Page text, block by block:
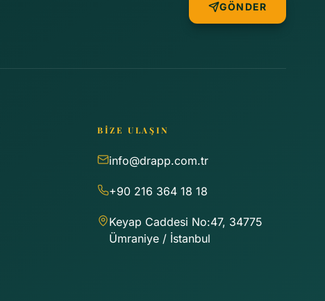
GÖNDER
BİZE ULAŞIN
info@drapp.com.tr
+90 216 364 18 18
Keyap Caddesi No:47, 34775
Ümraniye / İstanbul